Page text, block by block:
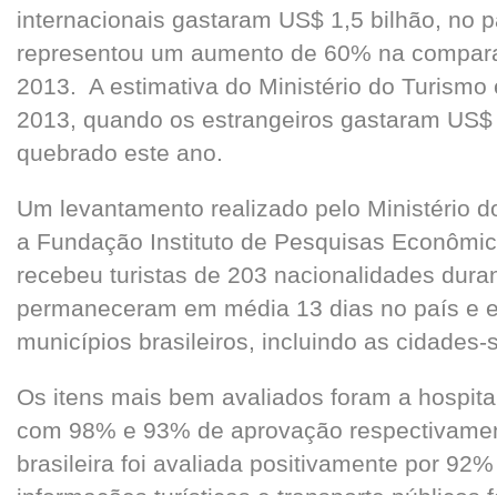
internacionais gastaram US$ 1,5 bilhão, no
representou um aumento de 60% na
2013. A estimativa do Ministério do Turismo
2013, quando os estrangeiros gastaram
quebrado este ano.
Um levantamento realizado pelo Ministério
a Fundação Instituto de Pesquisas
recebeu turistas de 203 nacionalidades
permaneceram em média 13 dias no país e
municípios brasileiros, incluindo as cidades-
Os itens mais bem avaliados foram a
com 98% e 93% de aprovação
brasileira foi avaliada positivamente por